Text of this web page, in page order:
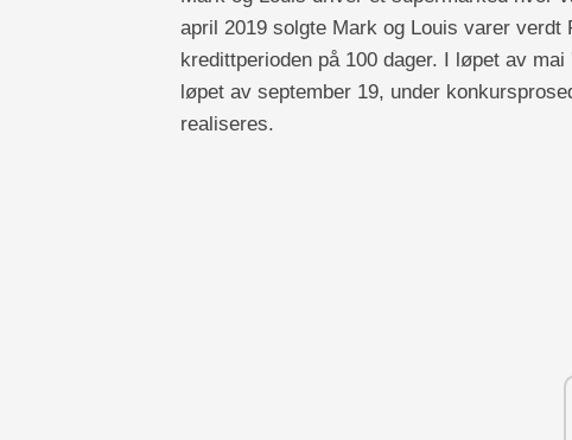
april 2019 solgte Mark og Louis varer
kredittperioden på 100 dager. I løpet av
løpet av september 19, under
realiseres.